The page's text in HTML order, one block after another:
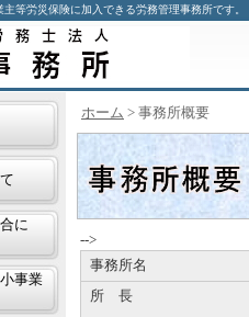
等労災保険に加入できる労務管理事務所です。
に
事業
ホーム > 事務所概要
-->
事務所名
所 長